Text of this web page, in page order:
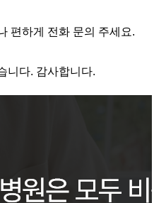
편하게 전화 문의 주세요.
니다. 감사합니다.